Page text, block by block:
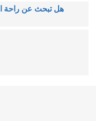
هل تبحث عن راحة